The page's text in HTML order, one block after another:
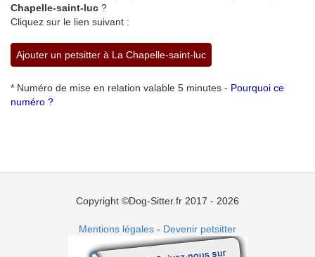
Chapelle-saint-luc ?
Cliquez sur le lien suivant :
Ajouter un petsitter à La Chapelle-saint-luc
* Numéro de mise en relation valable 5 minutes - Pourquoi ce
numéro ?
Copyright ©Dog-Sitter.fr 2017 - 2026
Mentions légales - Devenir petsitter